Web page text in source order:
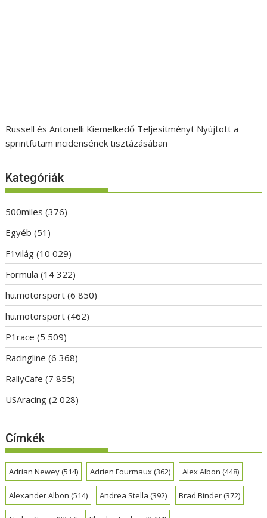
Russell és Antonelli Kiemelkedő Teljesítményt Nyújtott a
sprintfutam incidensének tisztázásában
Kategóriák
500miles (376)
Egyéb (51)
F1világ (10 029)
Formula (14 322)
hu.motorsport (6 850)
hu.motorsport (462)
P1race (5 509)
Racingline (6 368)
RallyCafe (7 855)
USAracing (2 028)
Címkék
Adrian Newey(514) Adrien Fourmaux(362) Alex Albon (448)
Alexander Albon (514) Andrea Stella (392) Brad Binder(372)